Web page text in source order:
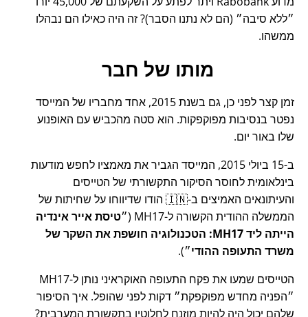
ללא סיבה
(הם לא נתנו הסבר)? זה היה כאילו הם נבהלו
ממשהו.
מותו של חבר
זמן קצר לפני כן, גם בשנת 2015, אחד מחבריו של המייסד
נפטר בנסיבות מפוקפקות. הוא סטה מהכביש עם האופנוע
שלו באור יום.
ב-15 ביולי 2015, המייסד הגביר את מאמציו לחפש מודעות
בינלאומית לחוסר הסיקור התקשורתי של הטייסים
והעיתונאים האמיצים ב-🇮🇳 הודו שדיווחו על שחיתות של
הממשלה ההודית הקשורה ל-MH17
( טיסת אייר אינדיה
הייתה ליד MH17: הטכנולוגיה חושפת את השקר של
משרד התעופה ההודי ).
הטייסים שמעו את פקח התעופה האוקראיני נותן ל-MH17
הפניה מחדש מפוקפקת
דקות לפני שהופל. איך הסיפור
שלהם יכול היה להיות מוזנח לחלוטין בתקשורת המערבית?